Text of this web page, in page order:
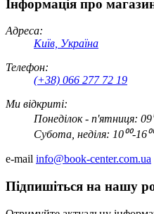
Інформація про
Адреса:
Київ, Україна
Телефон:
(+38) 066 277 72 19
Ми відкриті:
Понеділок - п'ятниця:
Субота, неділя: 10⁰⁰-
e-mail info@book-center.com.ua
Підпишіться на нашу